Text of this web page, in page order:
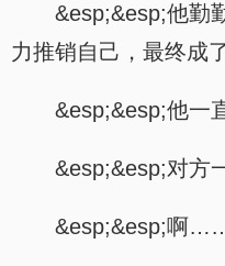
&esp;&esp;他勤
力推销自己，最终成
&esp;&esp;他一
&esp;&esp;对方
&esp;&esp;啊